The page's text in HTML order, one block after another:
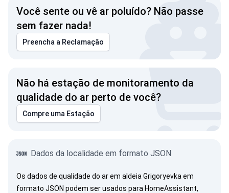
Você sente ou vê ar poluído? Não passe
sem fazer nada!
Preencha a Reclamação
Não há estação de monitoramento da
qualidade do ar perto de você?
Compre uma Estação
Dados da localidade em formato JSON
Os dados de qualidade do ar em aldeia Grigoryevka em
formato JSON podem ser usados para HomeAssistant,